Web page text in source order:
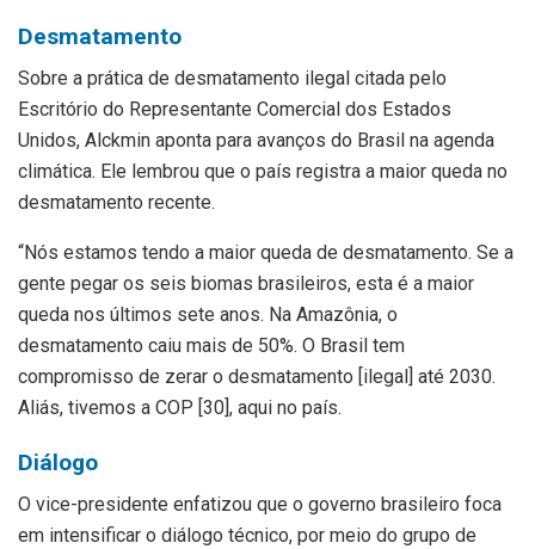
Desmatamento
Sobre a prática de desmatamento ilegal citada pelo
Escritório do Representante Comercial dos Estados
Unidos, Alckmin aponta para avanços do Brasil na agenda
climática. Ele lembrou que o país registra a maior queda no
desmatamento recente.
“Nós estamos tendo a maior queda de desmatamento. Se a
gente pegar os seis biomas brasileiros, esta é a maior
queda nos últimos sete anos. Na Amazônia, o
desmatamento caiu mais de 50%. O Brasil tem
compromisso de zerar o desmatamento [ilegal] até 2030.
Aliás, tivemos a COP [30], aqui no país.
Diálogo
O vice-presidente enfatizou que o governo brasileiro foca
em intensificar o diálogo técnico, por meio do grupo de